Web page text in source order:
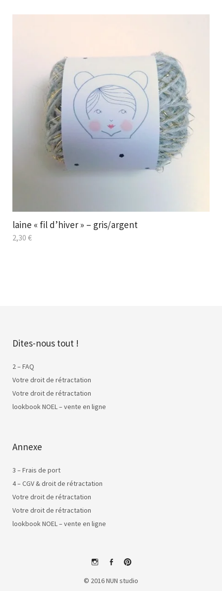
laine « fil d’hiver » – gris/argent
2,30 €
Dites-nous tout !
2 – FAQ
Votre droit de rétractation
Votre droit de rétractation
lookbook NOEL – vente en ligne
Annexe
3 – Frais de port
4 – CGV & droit de rétractation
Votre droit de rétractation
Votre droit de rétractation
lookbook NOEL – vente en ligne
instagramfacebookpinterest
© 2016 NUN studio